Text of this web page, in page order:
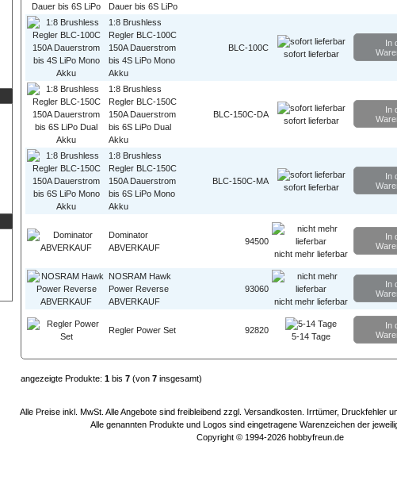
Dauer bis 6S LiPo
1:8 Brushless
Regler BLC-100C
150A Dauerstrom
bis 4S LiPo Mono
Akku
BLC-100C
sofort lieferbar
In
1:8 Brushless
Regler BLC-150C
150A Dauerstrom
bis 6S LiPo Dual
Akku
BLC-150C-DA
sofort lieferbar
In
1:8 Brushless
Regler BLC-150C
150A Dauerstrom
bis 6S LiPo Mono
Akku
BLC-150C-MA
sofort lieferbar
In
Dominator
ABVERKAUF
94500
nicht mehr lieferbar
In
NOSRAM Hawk
Power Reverse
ABVERKAUF
93060
nicht mehr lieferbar
In
Regler Power Set 92820
5-14 Tage
In
angezeigte Produkte: 1 bis 7 (von 7 insgesamt)
Alle Preise inkl. MwSt. Alle Angebote sind freibleibend zzgl. Versandkosten. Irrtümer, Druckfehler
Alle genannten Produkte und Logos sind eingetragene Warenzeichen der
Copyright © 1994-2026 hobbyfreun.de